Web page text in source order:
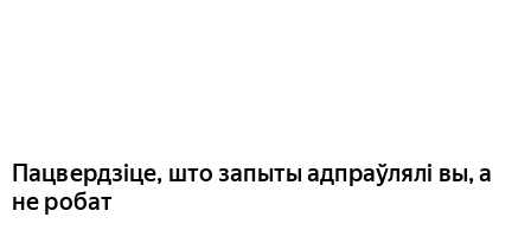
Пацвердзіце, што запыты адпраўлялі вы, а
не робат